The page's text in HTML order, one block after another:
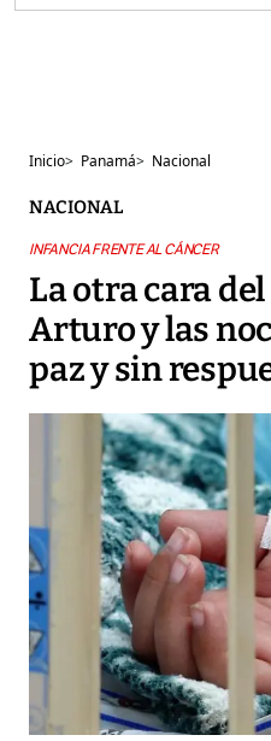
Inicio> Panamá> Nacional
NACIONAL
INFANCIA FRENTE AL CÁNCER
La otra cara
Arturo y las
paz y sin